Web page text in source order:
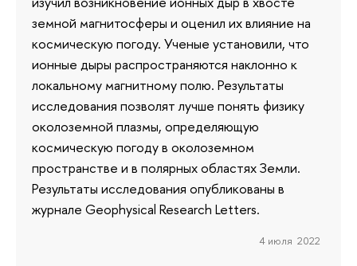
земной магнитосферы и оценил их влияние на
космическую погоду. Ученые установили, что
ионные дыры распространяются наклонно к
локальному магнитному полю. Результаты
исследования позволят лучше понять физику
околоземной плазмы, определяющую
космическую погоду в околоземном
пространстве и в полярных областях Земли.
Результаты исследования опубликованы в
журнале Geophysical Research Letters.
4 июля 2022